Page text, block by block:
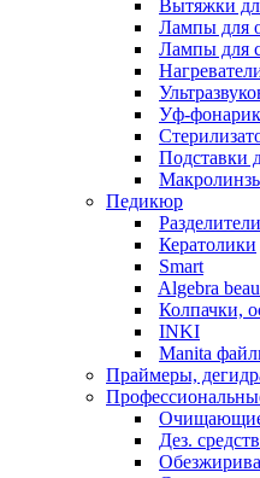
Вытяжки
Лампы для
Лампы для
Уф-
Подставки
Педикюр
Кератолики
Smart
Algebra
Колпачки,
INKI
Manita
Праймеры,
Очищающие
Дез.